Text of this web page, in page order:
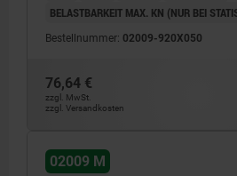
BELASTBARKEIT MAX. KN (NUR BEI
Bestellnummer: 02009-920X050
76,64 €
zzgl. MwSt.
zzgl. Versandkosten
02009 M